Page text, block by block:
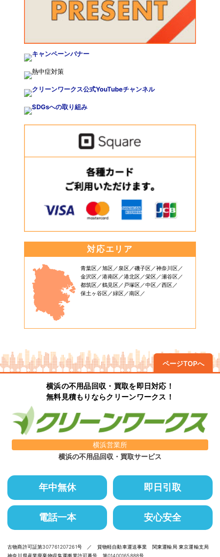
対応エリア
青葉区 旭区 泉区 磯子区
神奈川区
金沢区
港南区 港北区 栄区
瀬谷区
都筑区
鶴見区 戸塚区 中区
西区
保土ヶ谷区
緑区 南区
ページTOPへ
横浜の不用品回収・買取を即日対応！
無料見積もりならクリーンワークス！
横浜営業所
横浜の不用品回収・買取サービス
年中無休 即日引取
電話一本 安心安全
古物商許可証第307761207261号 ／ 貨物軽自動車運送事業 関東運輸局 東京運輸支局
神奈川県産業廃棄物収集運搬業許可番号 第01400165888号